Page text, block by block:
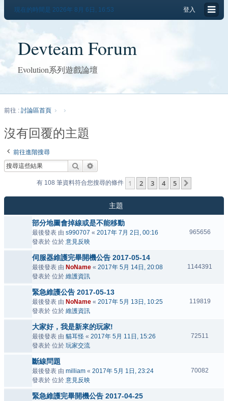
登入
現在的時間是 2026年 8月 6日, 16:53
Devteam Forum
Evolution系列遊戲論壇
前往 : 討論區首頁
沒有回覆的主題
前往進階搜尋
搜尋
有 108 筆資料符合您搜尋的條件 1 2 3 4 5
主題
部分地圖會掉線或是不能移動
最後發表 由 s990707 « 2017年 7月 2日, 00:16
發表於 位於 意見反映
965656
伺服器維護完畢開機公告 2017-05-14
最後發表 由 NoName « 2017年 5月 14日, 20:08
發表於 位於 維護資訊
1144391
緊急維護公告 2017-05-13
最後發表 由 NoName « 2017年 5月 13日, 10:25
發表於 位於 維護資訊
119819
大家好，我是新來的玩家!
最後發表 由 貓耳怪 « 2017年 5月 11日, 15:26
發表於 位於 玩家交流
72511
斷線問題
最後發表 由 milliam « 2017年 5月 1日, 23:24
發表於 位於 意見反映
70082
緊急維護完畢開機公告 2017-04-25